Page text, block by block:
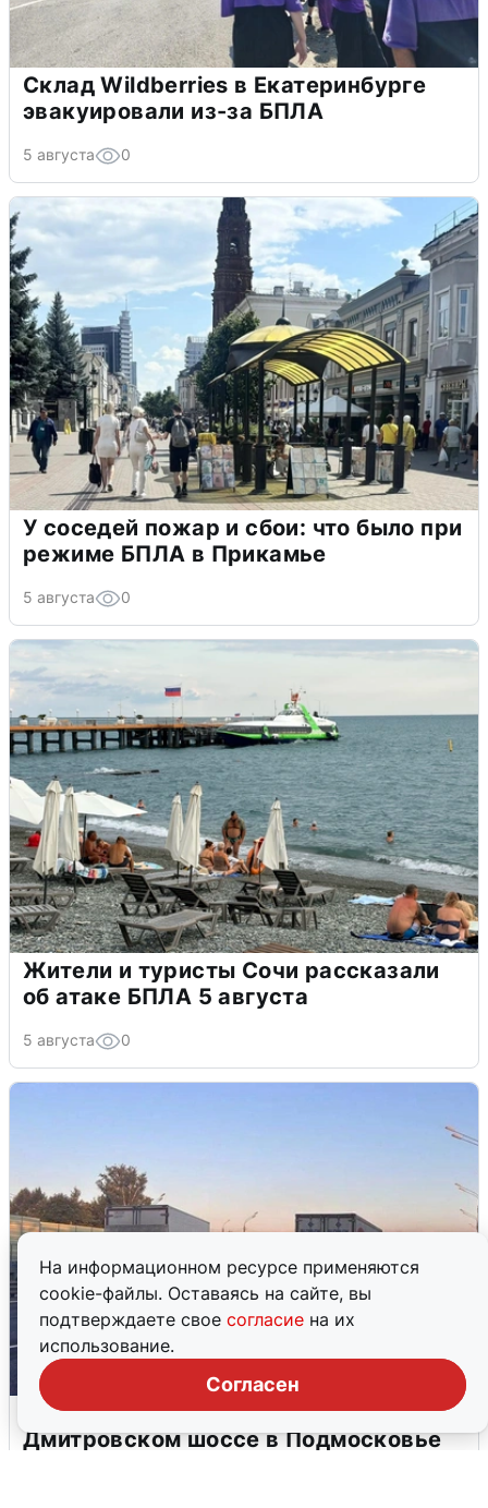
На информационном ресурсе применяются
cookie-файлы. Оставаясь на сайте, вы
подтверждаете свое согласие на их
использование.
Согласен
Склад Wildberries в Екатеринбурге
эвакуировали из-за БПЛА
5 августа 0
У соседей пожар и сбои: что было при
режиме БПЛА в Прикамье
5 августа 0
Жители и туристы Сочи рассказали
об атаке БПЛА 5 августа
5 августа 0
Пять машин столкнулись на
Дмитровском шоссе в Подмосковье